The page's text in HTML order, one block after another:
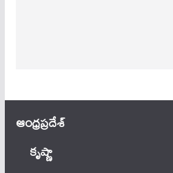
ఆంధ్ర‌ప్ర‌దేశ్
కృష్ణా